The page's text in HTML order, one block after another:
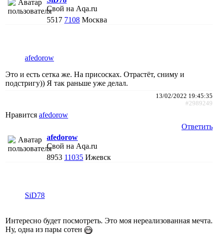
Свой на Aqa.ru
5517 7108 Москва
afedorow
Это и есть сетка же. На присосках. Отрастёт, сниму и
подстригу)) Я так раньше уже делал.
13/02/2022 19:45:35
#2989249
Нравится afedorow
Ответить
afedorow
Свой на Aqa.ru
8953 11035 Ижевск
SiD78
Интересно будет посмотреть. Это моя нереализованная мечта.
Ну, одна из пары сотен